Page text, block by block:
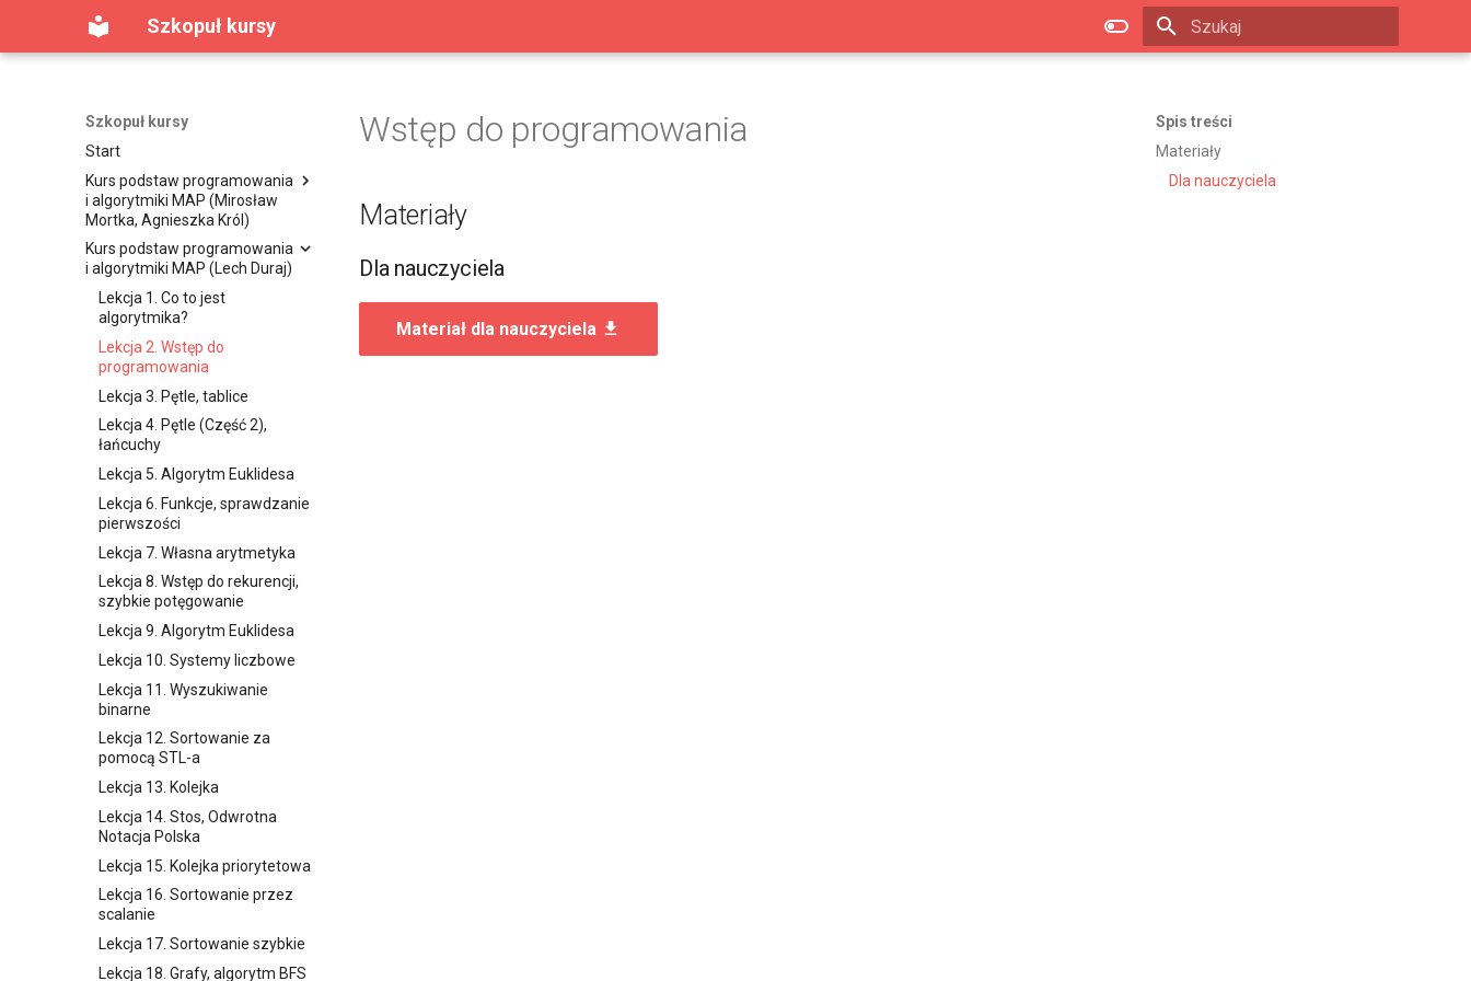
Szkopuł kursy
Szkopuł kursy
Start
Kurs podstaw programowania
i algorytmiki MAP (Mirosław
Mortka, Agnieszka Król)
Lekcja 1. Pierwszy program w
C++
Lekcja 2. Instrukcje warunkowe
Lekcja 3. Pętle (Część 1)
Lekcja 4. Pętle (Część 2)
Lekcja 5. Tablice (Część 1)
Lekcja 6. Tablice (Część 2)
Lekcja 7. Łańcuchy znaków
Lekcja 8. Funkcje (Część 1)
Lekcja 9. Funkcje (Część 2)
Lekcja 10. Powtórzenie
Lekcja 11. Rekurencja
Lekcja 12. Sortowanie (Część
1)
Lekcja 13. Sortowanie (Część
2)
Lekcja 14. Wyszukiwanie
binarne
Lekcja 15. Wyszukiwanie
binarne po wyniku
Lekcja 16. Programowanie
zachłanne i dynamiczne
(Część 1)
Lekcja 17. Programowanie
zachłanne i dynamiczne
(Część 2)
Lekcja 18. Struktury danych
(Część 1)
Lekcja 19. Struktury danych
Kurs podstaw programowania
i algorytmiki MAP (Lech Duraj)
Lekcja 1. Co to jest
algorytmika?
Lekcja 2. Wstęp do
programowania
Lekcja 3. Pętle, tablice
Lekcja 4. Pętle (Część 2),
łańcuchy
Lekcja 5. Algorytm Euklidesa
Lekcja 6. Funkcje, sprawdzanie
pierwszości
Lekcja 7. Własna arytmetyka
Lekcja 8. Wstęp do rekurencji,
szybkie potęgowanie
Lekcja 9. Algorytm Euklidesa
Lekcja 10. Systemy liczbowe
Lekcja 11. Wyszukiwanie
binarne
Lekcja 12. Sortowanie za
pomocą STL-a
Lekcja 13. Kolejka
Lekcja 14. Stos, Odwrotna
Notacja Polska
Lekcja 15. Kolejka priorytetowa
Lekcja 16. Sortowanie przez
scalanie
Lekcja 17. Sortowanie szybkie
Lekcja 18. Grafy, algorytm BFS
Spis treści
Materiały
Dla nauczyciela
Wstęp do programowania
Materiały
Dla nauczyciela
Materiał dla nauczyciela